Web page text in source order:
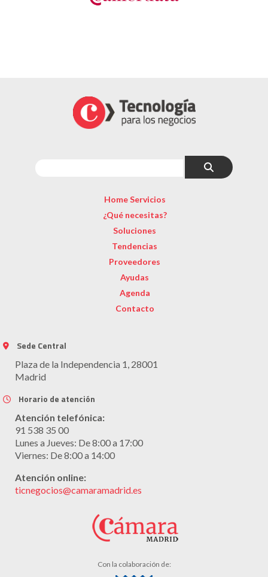
Home Servicios
¿Qué necesitas?
Soluciones
Tendencias
Proveedores
Ayudas
Agenda
Contacto
Sede Central
Plaza de la Independencia 1, 28001
Madrid
Horario de atención
Atención telefónica:
91 538 35 00
Lunes a Jueves: De 8:00 a 17:00
Viernes: De 8:00 a 14:00
Atención online:
ticnegocios@camaramadrid.es
Con la colaboración de: